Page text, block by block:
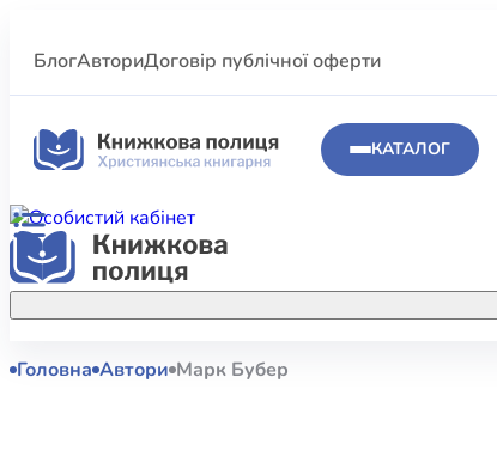
БлогАвториДоговір публічної оферти
КАТАЛОГ
Акційні пропозиції
Головна Автори Марк Бубер